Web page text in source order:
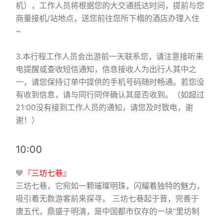
机），工作人员将根据您的大交通抵达时间，提前与您
商量接机/站地点，送您前往您所下榻的酒店办理入住
~
3.本行程工作人员会出游前一天联系您，请注意接听来
电提醒或查收短信通知，信息接收人为出行人其中之
一，请您保持订单中提供的手机号码随时畅通。若您没
有收到信息，请与同行同伴确认其是否收到。（如超过
21:00没有接到工作人员的通知，请您及时致电，谢
谢！）
10:00
💙 『三坊七巷』
三坊七巷，它宛如一颗璀璨明珠，闪耀着独特的魅力，
吸引着无数游客前来探寻。 三坊七巷起于晋，完善于
唐五代，鼎盛于明清，是中国都市仅存的一块“里坊制